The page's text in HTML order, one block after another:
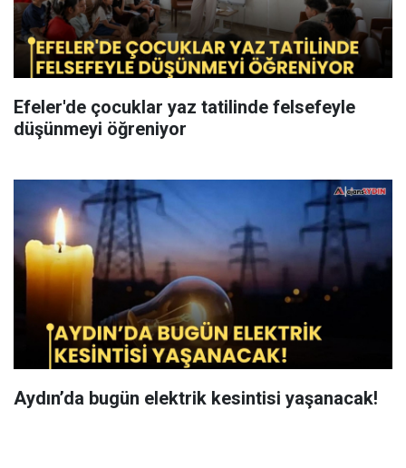
Efeler'de çocuklar yaz tatilinde felsefeyle
düşünmeyi öğreniyor
Aydın’da bugün elektrik kesintisi yaşanacak!